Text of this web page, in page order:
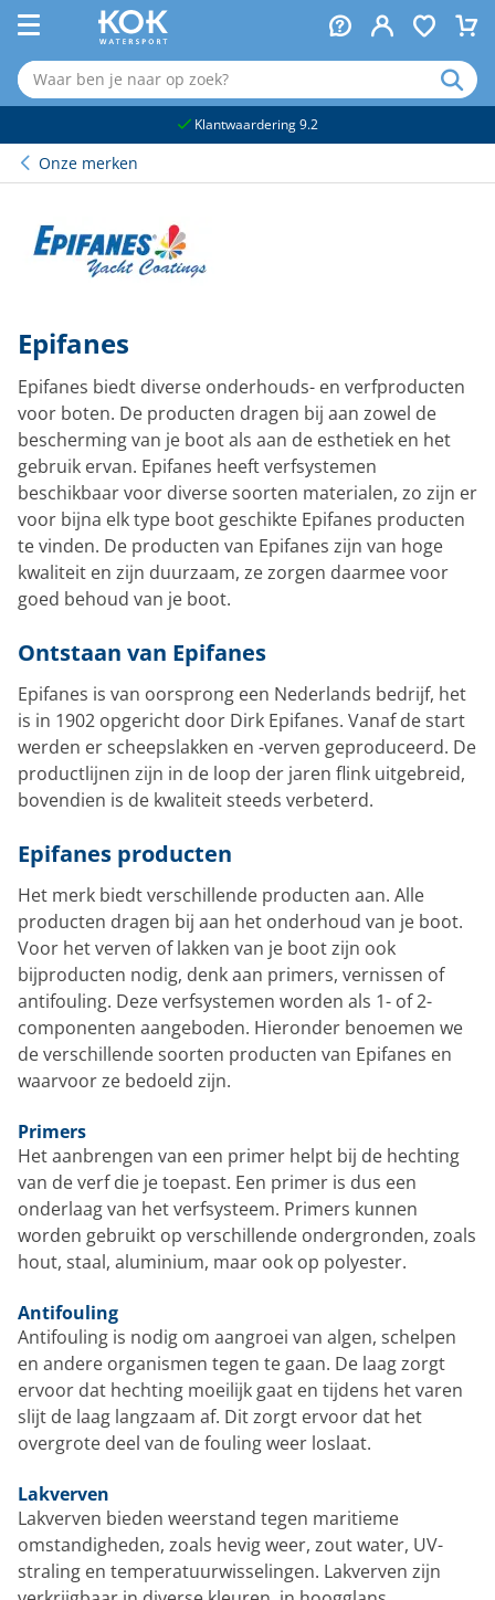
Klantwaardering 9.2
Onze merken
Epifanes
Epifanes biedt diverse onderhouds- en verfproducten
voor boten. De producten dragen bij aan zowel de
bescherming van je boot als aan de esthetiek en het
gebruik ervan. Epifanes heeft verfsystemen
beschikbaar voor diverse soorten materialen, zo zijn er
voor bijna elk type boot geschikte Epifanes producten
te vinden. De producten van Epifanes zijn van hoge
kwaliteit en zijn duurzaam, ze zorgen daarmee voor
goed behoud van je boot.
Ontstaan van Epifanes
Epifanes is van oorsprong een Nederlands bedrijf, het
is in 1902 opgericht door Dirk Epifanes. Vanaf de start
werden er scheepslakken en -verven geproduceerd. De
productlijnen zijn in de loop der jaren flink uitgebreid,
bovendien is de kwaliteit steeds verbeterd.
Epifanes producten
Het merk biedt verschillende producten aan. Alle
producten dragen bij aan het onderhoud van je boot.
Voor het verven of lakken van je boot zijn ook
bijproducten nodig, denk aan primers, vernissen of
antifouling. Deze verfsystemen worden als 1- of 2-
componenten aangeboden. Hieronder benoemen we
de verschillende soorten producten van Epifanes en
waarvoor ze bedoeld zijn.
Primers
Het aanbrengen van een primer helpt bij de hechting
van de verf die je toepast. Een primer is dus een
onderlaag van het verfsysteem. Primers kunnen
worden gebruikt op verschillende ondergronden, zoals
hout, staal, aluminium, maar ook op polyester.
Antifouling
Antifouling is nodig om aangroei van algen, schelpen
en andere organismen tegen te gaan. De laag zorgt
ervoor dat hechting moeilijk gaat en tijdens het varen
slijt de laag langzaam af. Dit zorgt ervoor dat het
overgrote deel van de fouling weer loslaat.
Lakverven
Lakverven bieden weerstand tegen maritieme
omstandigheden, zoals hevig weer, zout water, UV-
straling en temperatuurwisselingen. Lakverven zijn